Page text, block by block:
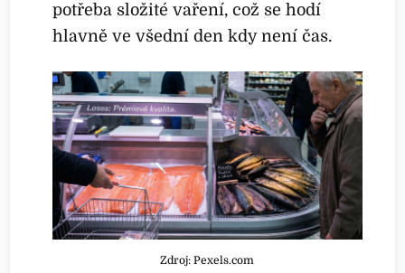
potřeba složité vaření, což se hodí
hlavně ve všední den kdy není čas.
Zdroj: Pexels.com